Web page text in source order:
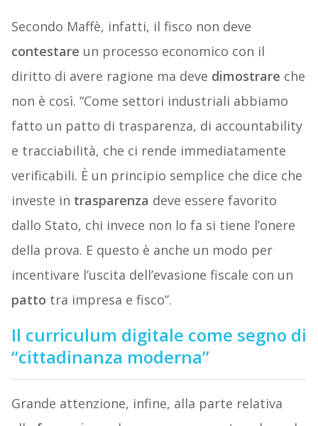
Secondo Maffè, infatti, il fisco non deve
contestare un processo economico con il
diritto di avere ragione ma deve dimostrare che
non è così. “Come settori industriali abbiamo
fatto un patto di trasparenza, di accountability
e tracciabilità, che ci rende immediatamente
verificabili. È un principio semplice che dice che
investe in trasparenza deve essere favorito
dallo Stato, chi invece non lo fa si tiene l’onere
della prova. E questo è anche un modo per
incentivare l’uscita dell’evasione fiscale con un
patto tra impresa e fisco”.
Il curriculum digitale come segno di
“cittadinanza moderna”
Grande attenzione, infine, alla parte relativa